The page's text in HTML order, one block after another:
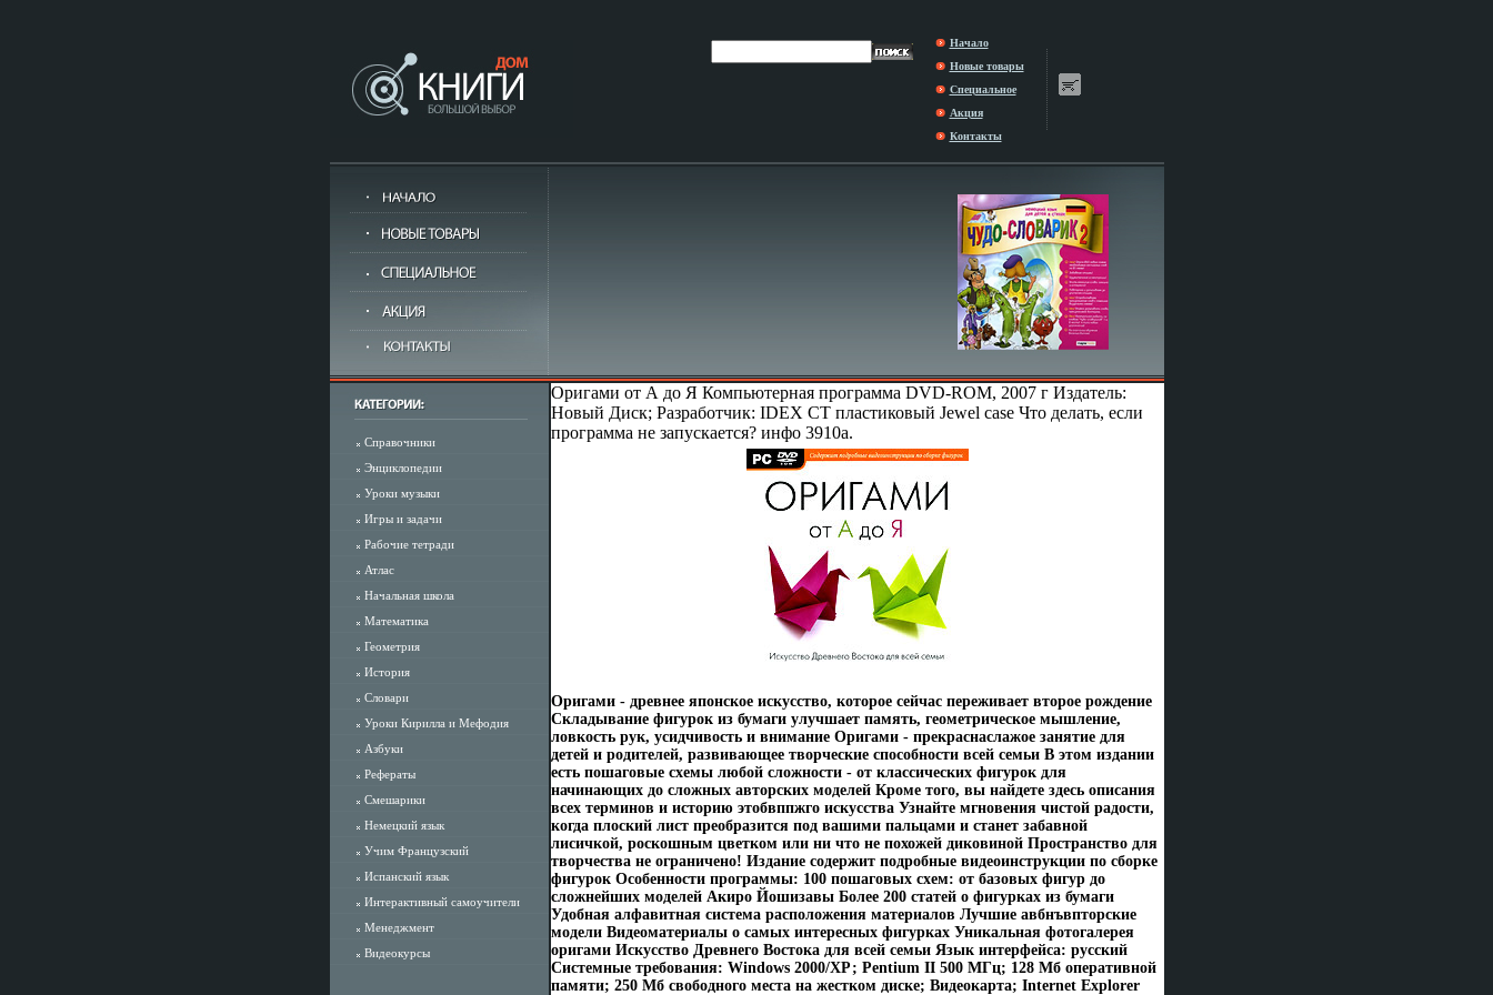
Начало
Новые товары
Специальное
Акция
Контакты
Справочники
Энциклопедии
Уроки музыки
Игры и задачи
Рабочие тетради
Атлас
Начальная школа
Математика
Геометрия
История
Словари
Уроки Кирилла и Мефодия
Азбуки
Рефераты
Смешарики
Немецкий язык
Учим Французский
Испанский язык
Интерактивный самоучители
Менеджмент
Видеокурсы
Оригами от А до Я Компьютерная программа DVD-ROM, 2007 г Издатель:
Новый Диск; Разработчик: IDEX CT пластиковый Jewel case Что делать, если
программа не запускается? инфо 3910a.
Оригами - древнее японское искусство, которое сейчас переживает второе рождение
Складывание фигурок из бумаги улучшает память, геометрическое мышление,
ловкость рук, усидчивость и внимание Оригами - прекраснаслажое занятие для
детей и родителей, развивающее творческие способности всей семьи В этом издании
есть пошаговые схемы любой сложности - от классических фигурок для
начинающих до сложных авторских моделей Кроме того, вы найдете здесь описания
всех терминов и историю этобвппжго искусства Узнайте мгновения чистой радости,
когда плоский лист преобразится под вашими пальцами и станет забавной
лисичкой, роскошным цветком или ни что не похожей диковиной Пространство для
творчества не ограничено! Издание содержит подробные видеоинструкции по сборке
фигурок Особенности программы: 100 пошаговых схем: от базовых фигур до
сложнейших моделей Акиро Йошизавы Более 200 статей о фигурках из бумаги
Удобная алфавитная система расположения материалов Лучшие авбнъвпторские
модели Видеоматериалы о самых интересных фигурках Уникальная фотогалерея
оригами Искусство Древнего Востока для всей семьи Язык интерфейса: русский
Системные требования: Windows 2000/ХР; Pentium II 500 МГц; 128 Мб оперативной
памяти; 250 Мб свободного места на жестком диске; Видеокарта; Internet Explorer